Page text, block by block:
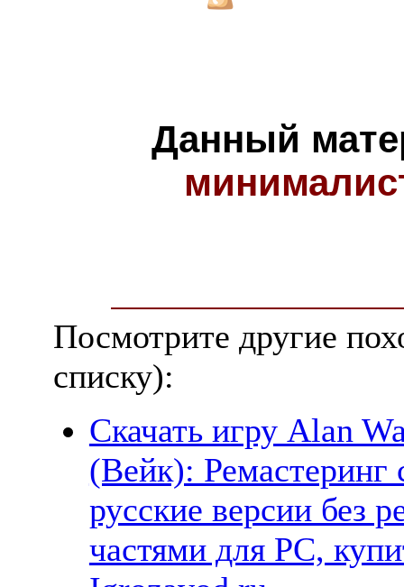
Данный
Посмотрите другие
списку):
Скачать игру Alan
(Вейк):
русские версии без
частями для PC,